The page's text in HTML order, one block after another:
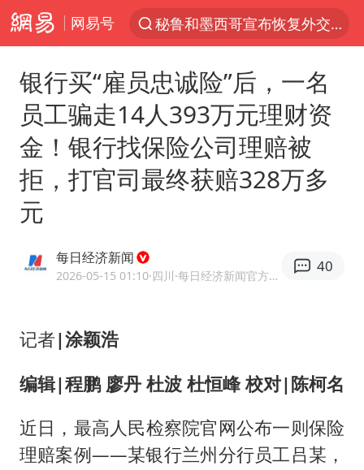
网易号
“电影+”如何激发千亿级消费新活力？
中医教你一招提升气血
胡彦斌韩磊 谁帮谁
上海：台风白海豚或将带来龙卷风
我国外贸延续良好增长态势
东航：国内客票提前14天免费退改
美股存储板块集体大跌
银行买“雇员忠诚险”后，一名
员工骗走14人393万元理财资
金！银行找保险公司理赔被
拒，打官司最终获赔328万多
元
每日经济新闻
2026-05-15 01:10·四川 ·每日经济新闻官方网易号
40
记者|涂颖浩
编辑|程鹏 廖丹 杜波 杜恒峰 校对|陈柯名
近日，最高人民检察院官网公布一则保险
理赔案例——某银行兰州分行员工吕某，